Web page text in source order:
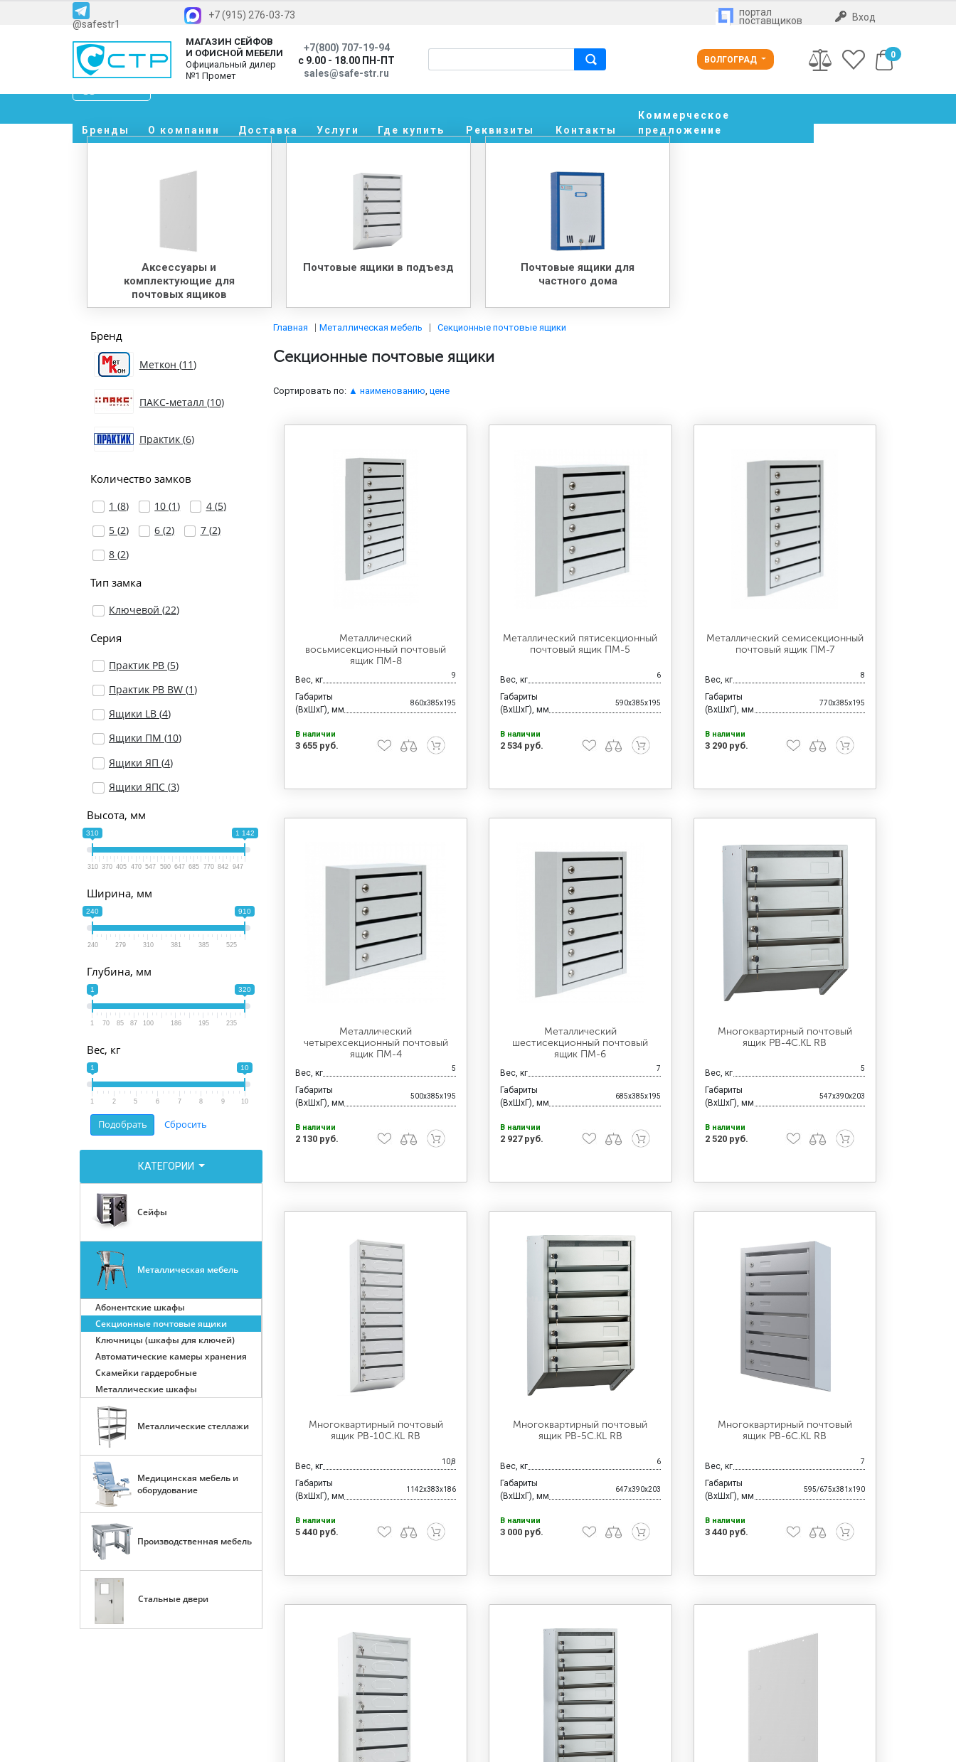
@safestr1
+7 (915) 276-03-73 портал
поставщиков Вход
МАГАЗИН СЕЙФОВ
И ОФИСНОЙ МЕБЕЛИ
Официальный дилер
№1 Промет
+7(800) 707-19-94
с 9.00 - 18.00 ПН-ПТ
sales@safe-str.ru
ВОЛГОГРАД 0
Бренды О компании Доставка Услуги Где купить Реквизиты Контакты
Коммерческое
предложение
Аксессуары и
комплектующие для
почтовых ящиков
Почтовые ящики в подъезд
Почтовые ящики для
частного дома
Бренд
Меткон (11)
ПАКС-металл (10)
Практик (6)
Количество замков
1 (8) 10 (1) 4 (5)
5 (2) 6 (2) 7 (2)
8 (2)
Тип замка
Ключевой (22)
Серия
Практик PB (5)
Практик PB BW (1)
Ящики LB (4)
Ящики ПМ (10)
Ящики ЯП (4)
Ящики ЯПС (3)
Высота, мм
310 1 142
310 370 405 470 547 590 647 685 770 842 947
Ширина, мм
240 910
240 279 310 381 385 525
Глубина, мм
1 320
1 70 85 87 100 186 195 235
Вес, кг
1 10
1 2 5 6 7 8 9 10
КАТЕГОРИИ
Сейфы
Металлическая мебель
Абонентские шкафы
Секционные почтовые ящики
Ключницы (шкафы для ключей)
Автоматические камеры хранения
Скамейки гардеробные
Металлические шкафы
Металлические стеллажи
Медицинская мебель и
оборудование
Производственная мебель
Стальные двери
Главная Металлическая мебель Секционные почтовые ящики
Секционные почтовые ящики
Сортировать по: ▲ наименованию,цене
Металлический
восьмисекционный почтовый
ящик ПМ-8
Вес, кг 9
Габариты
(ВхШхГ), мм
860x385x195
В наличии
3 655 руб.
Металлический пятисекционный
почтовый ящик ПМ-5
Вес, кг 6
Габариты
(ВхШхГ), мм
590x385x195
В наличии
2 534 руб.
Металлический семисекционный
почтовый ящик ПМ-7
Вес, кг 8
Габариты
(ВхШхГ), мм
770x385x195
В наличии
3 290 руб.
Металлический
четырехсекционный почтовый
ящик ПМ-4
Вес, кг 5
Габариты
(ВхШхГ), мм
500x385x195
В наличии
2 130 руб.
Металлический
шестисекционный почтовый
ящик ПМ-6
Вес, кг 7
Габариты
(ВхШхГ), мм
685x385x195
В наличии
2 927 руб.
Многоквартирный почтовый
ящик PB-4C.KL RВ
Вес, кг 5
Габариты
(ВхШхГ), мм
547x390x203
В наличии
2 520 руб.
Многоквартирный почтовый
ящик PB-10C.KL RВ
Вес, кг 10,8
Габариты
(ВхШхГ), мм
1142x383x186
В наличии
5 440 руб.
Многоквартирный почтовый
ящик PB-5C.KL RВ
Вес, кг 6
Габариты
(ВхШхГ), мм
647x390x203
В наличии
3 000 руб.
Многоквартирный почтовый
ящик PB-6C.KL RВ
Вес, кг 7
Габариты
(ВхШхГ), мм
595/675x381x190
В наличии
3 440 руб.